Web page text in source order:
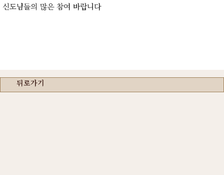
신도님들의 많은 참여 바랍니다
뒤로가기